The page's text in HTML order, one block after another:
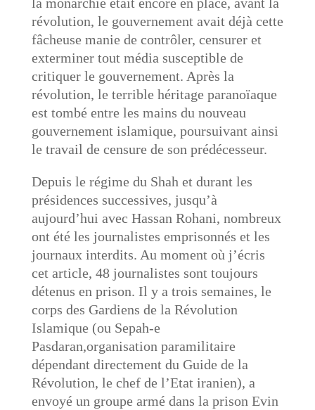
révolution, le gouvernement avait déjà cette
fâcheuse manie de contrôler, censurer et
exterminer tout média susceptible de
critiquer le gouvernement. Après la
révolution, le terrible héritage paranoïaque
est tombé entre les mains du nouveau
gouvernement islamique, poursuivant ainsi
le travail de censure de son prédécesseur.
Depuis le régime du Shah et durant les
présidences successives, jusqu’à
aujourd’hui avec Hassan Rohani, nombreux
ont été les journalistes emprisonnés et les
journaux interdits. Au moment où j’écris
cet article, 48 journalistes sont toujours
détenus en prison. Il y a trois semaines, le
corps des Gardiens de la Révolution
Islamique (ou Sepah-e
Pasdaran,organisation paramilitaire
dépendant directement du Guide de la
Révolution, le chef de l’Etat iranien), a
envoyé un groupe armé dans la prison Evin